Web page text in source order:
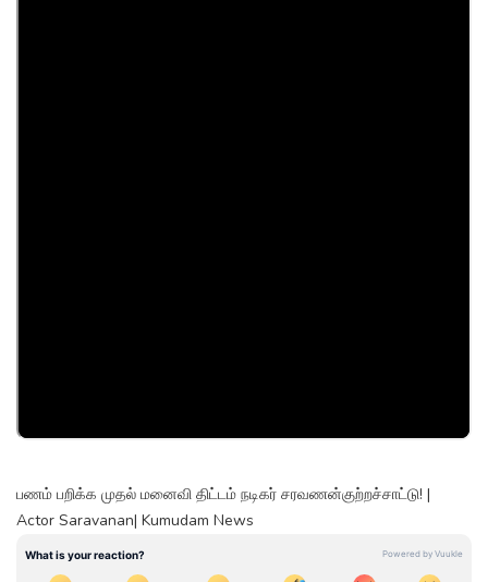
பணம் பறிக்க முதல் மனைவி திட்டம் நடிகர் சரவணன்குற்றச்சாட்டு! |
Actor Saravanan| Kumudam News